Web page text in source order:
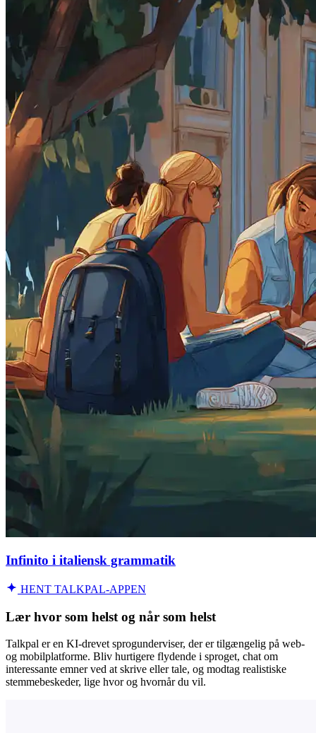
Infinito i italiensk grammatik
HENT TALKPAL-APPEN
Lær hvor som helst og når som helst
Talkpal er en KI-drevet sprogunderviser, der er tilgængelig på web-
og mobilplatforme. Bliv hurtigere flydende i sproget, chat om
interessante emner ved at skrive eller tale, og modtag realistiske
stemmebeskeder, lige hvor og hvornår du vil.